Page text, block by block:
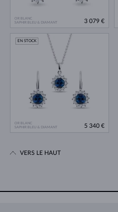
OR BLANC
SAPHIR BLEU & DIAMANT
3 079 €
OR BLANC
SAPHIR BLEU & DIAMANT
EN STOCK
5 340 €
VERS LE HAUT